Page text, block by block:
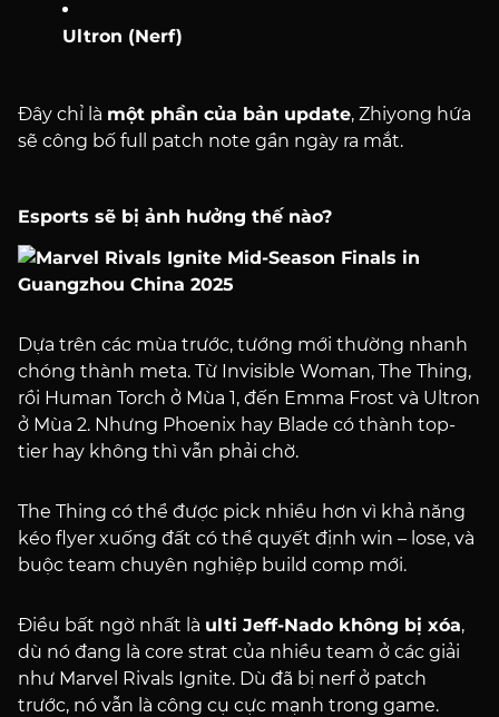
Ultron (Nerf)
Đây chỉ là một phần của bản update, Zhiyong hứa
sẽ công bố full patch note gần ngày ra mắt.
Esports sẽ bị ảnh hưởng thế nào?
Dựa trên các mùa trước, tướng mới thường nhanh
chóng thành meta. Từ Invisible Woman, The Thing,
rồi Human Torch ở Mùa 1, đến Emma Frost và Ultron
ở Mùa 2. Nhưng Phoenix hay Blade có thành top-
tier hay không thì vẫn phải chờ.
The Thing có thể được pick nhiều hơn vì khả năng
kéo flyer xuống đất có thể quyết định win – lose, và
buộc team chuyên nghiệp build comp mới.
Điều bất ngờ nhất là ulti Jeff-Nado không bị xóa,
dù nó đang là core strat của nhiều team ở các giải
như Marvel Rivals Ignite. Dù đã bị nerf ở patch
trước, nó vẫn là công cụ cực mạnh trong game.